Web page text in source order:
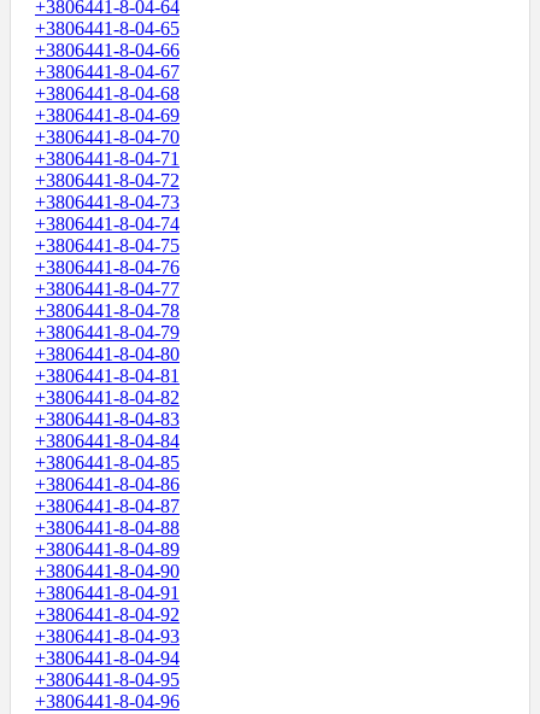
+3806441-8-04-64
+3806441-8-04-65
+3806441-8-04-66
+3806441-8-04-67
+3806441-8-04-68
+3806441-8-04-69
+3806441-8-04-70
+3806441-8-04-71
+3806441-8-04-72
+3806441-8-04-73
+3806441-8-04-74
+3806441-8-04-75
+3806441-8-04-76
+3806441-8-04-77
+3806441-8-04-78
+3806441-8-04-79
+3806441-8-04-80
+3806441-8-04-81
+3806441-8-04-82
+3806441-8-04-83
+3806441-8-04-84
+3806441-8-04-85
+3806441-8-04-86
+3806441-8-04-87
+3806441-8-04-88
+3806441-8-04-89
+3806441-8-04-90
+3806441-8-04-91
+3806441-8-04-92
+3806441-8-04-93
+3806441-8-04-94
+3806441-8-04-95
+3806441-8-04-96